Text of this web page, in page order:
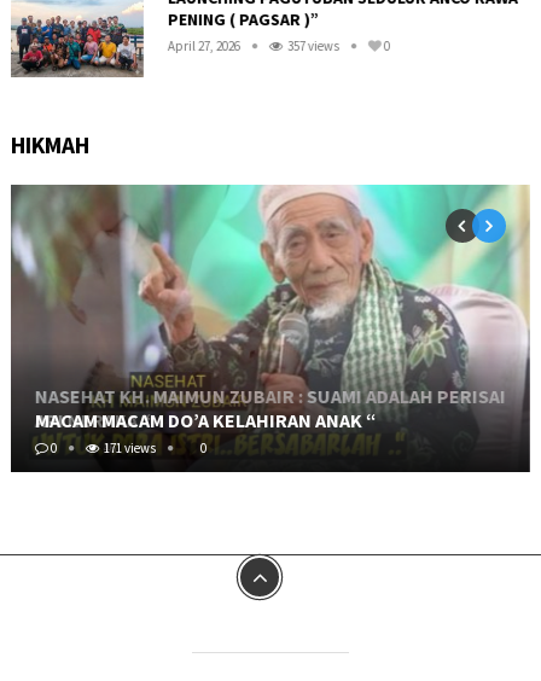
PENING ( PAGSAR )”
April 27, 2026 357 views 0
HIKMAH
MACAM MACAM DO’A KELAHIRAN ANAK “
0 171 views 0